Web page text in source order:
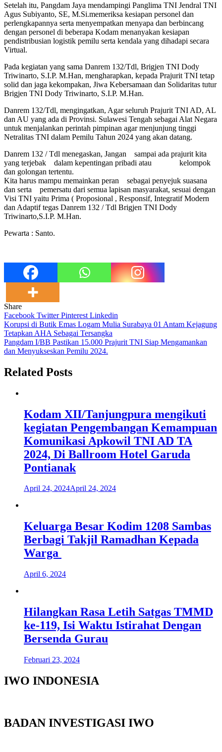
Setelah itu, Pangdam Jaya mendampingi Panglima TNI Jendral TNI
Agus Subiyanto, SE, M.Si.memeriksa kesiapan personel dan
perlengkapannya serta menyempatkan menyapa dan berbincang
dengan personel di beberapa Kodam menanyakan kesiapan
pendistribusian logistik pemilu serta kendala yang dihadapi secara
Virtual.
Pada kegiatan yang sama Danrem 132/Tdl, Brigjen TNI Dody
Triwinarto, S.I.P. M.Han, mengharapkan, kepada Prajurit TNI tetap
solid dan jaga kekompakan, Jiwa Kebersamaan dan Solidaritas tutur
Brigjen TNI Dody Triwinarto, S.I.P. M.Han.
Danrem 132/Tdl, mengingatkan, Agar seluruh Prajurit TNI AD, AL
dan AU yang ada di Provinsi. Sulawesi Tengah sebagai Alat Negara
untuk menjalankan perintah pimpinan agar menjunjung tinggi
Netralitas TNI dalam Pemilu Tahun 2024 yang akan datang.
Danrem 132 / Tdl menegaskan, Jangan sampai ada prajurit kita
yang terjebak dalam kepentingan pribadi atau kelompok
dan golongan tertentu.
Kita harus mampu memainkan peran sebagai penyejuk suasana
dan serta pemersatu dari semua lapisan masyarakat, sesuai dengan
Visi TNI yaitu Prima ( Proposional , Responsif, Integratif Modern
dan Adaptif tegas Danrem 132 / Tdl Brigjen TNI Dody
Triwinarto,S.I.P. M.Han.
Pewarta : Santo.
Share
Facebook TwitterPinterest Linkedin
Navigasi
pos
Korupsi di Butik Emas Logam Mulia Surabaya 01 Antam Kejagung
Tetapkan AHA Sebagai Tersangka
Pangdam I/BB Pastikan 15.000 Prajurit TNI Siap Mengamankan
dan Menyukseskan Pemilu 2024.
Related Posts
Kodam XII/Tanjungpura mengikuti
kegiatan Pengembangan Kemampuan
Komunikasi Apkowil TNI AD TA
2024, Di Ballroom Hotel Garuda
Pontianak
April 24, 2024April 24, 2024
Keluarga Besar Kodim 1208 Sambas
Berbagi Takjil Ramadhan Kepada
Warga
April 6, 2024
Hilangkan Rasa Letih Satgas TMMD
ke-119, Isi Waktu Istirahat Dengan
Bersenda Gurau
Februari 23, 2024
IWO INDONESIA
BADAN INVESTIGASI IWO